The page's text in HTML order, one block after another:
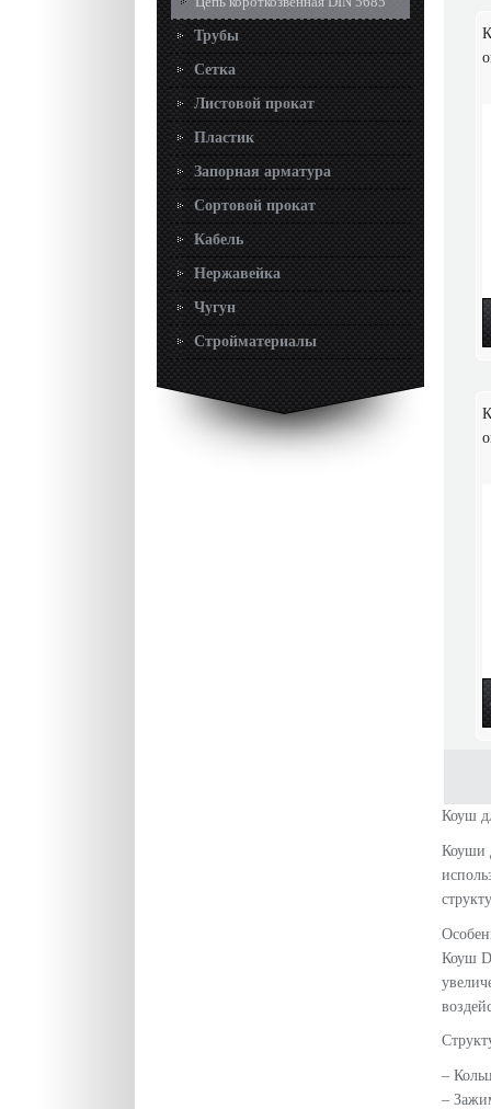
Трубы
Сетка
Листовой прокат
Пластик
Запорная арматура
Сортовой прокат
Кабель
Нержавейка
Чугун
Стройматериалы
Коуш
Коуши
Коуш
–
–